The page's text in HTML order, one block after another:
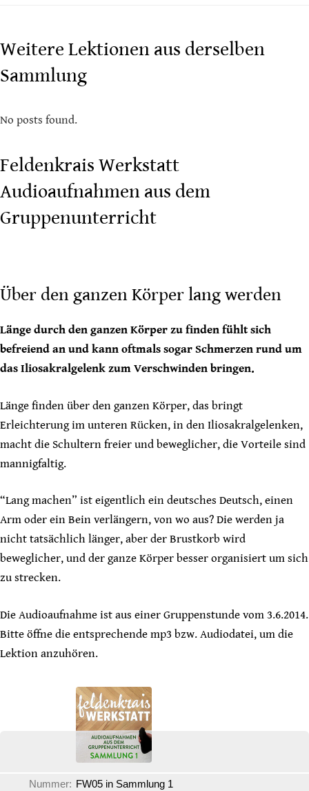
Weitere Lektionen aus derselben
Sammlung
No posts found.
Feldenkrais Werkstatt
Audioaufnahmen aus dem
Gruppenunterricht
Über den ganzen Körper lang werden
Länge durch den ganzen Körper zu finden fühlt sich
befreiend an und kann oftmals sogar Schmerzen rund um
das Iliosakralgelenk zum Verschwinden bringen.
Länge finden über den ganzen Körper, das bringt
Erleichterung im unteren Rücken, in den Iliosakralgelenken,
macht die Schultern freier und beweglicher, die Vorteile sind
mannigfaltig.
“Lang machen” ist eigentlich ein deutsches Deutsch, einen
Arm oder ein Bein verlängern, von wo aus? Die werden ja
nicht tatsächlich länger, aber der Brustkorb wird
beweglicher, und der ganze Körper besser organisiert um sich
zu strecken.
Die Audioaufnahme ist aus einer Gruppenstunde vom 3.6.2014.
Bitte öffne die entsprechende mp3 bzw. Audiodatei, um die
Lektion anzuhören.
Nummer: FW05 in Sammlung 1